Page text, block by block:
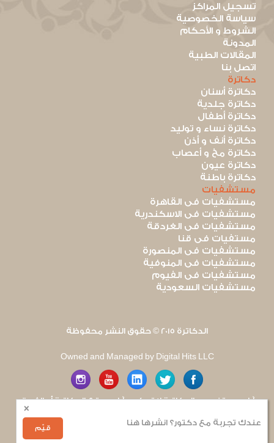
×
قيّم
عندك تجربة مع دكتور؟ انشرها هنا
تسجيل المراكز
سياسة الخصوصية
الشروط و الأحكام
المدونة
المقالات الطبية
اتصل بنا
دكاترة
دكاترة أسنان
دكاترة جلدية
دكاترة أطفال
دكاترة نساء و توليد
دكاترة أنف و أذن
دكاترة مخ و أعصاب
دكاترة عيون
دكاترة باطنة
مستشفيات
مستشفيات فى القاهرة
مستشفيات فى الاسكندرية
مستشفيات فى الغردقة
مستفيات فى قنا
مستشفيات فى المنصورة
مستشفيات فى المنوفية
مستشفيات فى الفيوم
مستشفيات السعودية
الدكاترة 2015 © حقوق النشر محفوظة
Owned and Managed by Digital Hits LLC
آراء مستخدمى الدكاترة لا تعكس آراء موقع الدكاترة أو الفريق
العامل به. يتم بذل قصارى الجهد لضمان منع نشر أى اساءة أو
هجوم شخصى.للإبلاغ عن أى إساءة